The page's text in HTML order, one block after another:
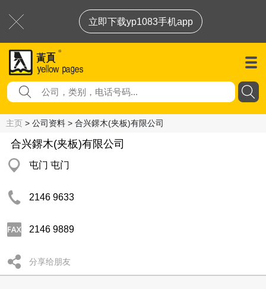
立即下载yp1083手机app
主页 > 公司资料 > 合兴鎅木(夹板)有限公司
合兴鎅木(夹板)有限公司
屯门 屯门
2146 9633
2146 9889
分享给朋友